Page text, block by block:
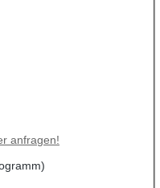
anfragen!